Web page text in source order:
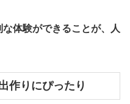
な体験ができることが、人
作りにぴったり